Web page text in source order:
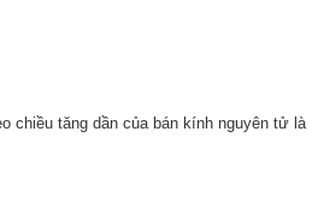
Ca
chiều tăng dần của bán kính nguyên tử là
Ca.